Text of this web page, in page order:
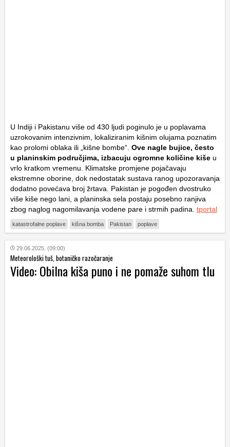
U Indiji i Pakistanu više od 430 ljudi poginulo je u poplavama
uzrokovanim intenzivnim, lokaliziranim kišnim olujama poznatim
kao prolomi oblaka ili „kišne bombe“. Ove nagle bujice, često
u planinskim područjima, izbacuju ogromne količine kiše u
vrlo kratkom vremenu. Klimatske promjene pojačavaju
ekstremne oborine, dok nedostatak sustava ranog upozoravanja
dodatno povećava broj žrtava. Pakistan je pogođen dvostruko
više kiše nego lani, a planinska sela postaju posebno ranjiva
zbog naglog nagomilavanja vodene pare i strmih padina. tportal
katastrofalne poplave kišna bomba Pakistan poplave
29.06.2025. (09:00)
Meteorološki tuš, botaničko razočaranje
Video: Obilna kiša puno i ne pomaže suhom tlu